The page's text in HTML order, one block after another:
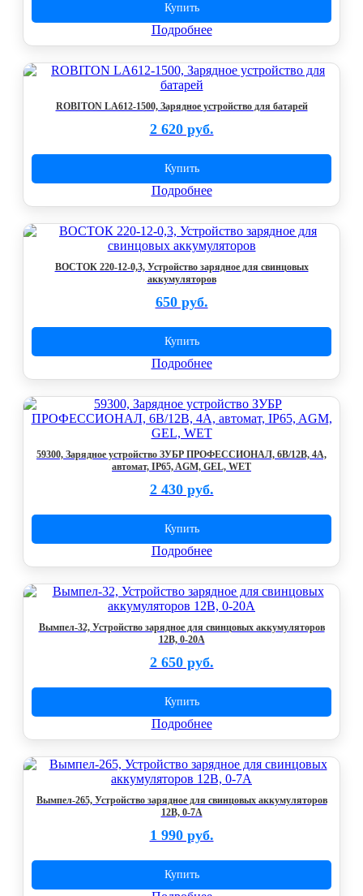
Купить
Подробнее
ROBITON LA612-1500, Зарядное устройство для батарей
2 620 руб.
Купить
Подробнее
ВОСТОК 220-12-0,3, Устройство зарядное для свинцовых
аккумуляторов
650 руб.
Купить
Подробнее
59300, Зарядное устройство ЗУБР ПРОФЕССИОНАЛ, 6В/12В, 4А,
автомат, IP65, AGM, GEL, WET
2 430 руб.
Купить
Подробнее
Вымпел-32, Устройство зарядное для свинцовых аккумуляторов
12В, 0-20А
2 650 руб.
Купить
Подробнее
Вымпел-265, Устройство зарядное для свинцовых аккумуляторов
12В, 0-7А
1 990 руб.
Купить